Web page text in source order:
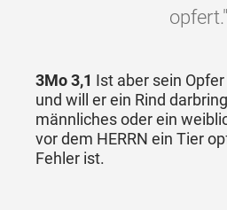
opfert."
3Mo 3,1 Ist aber sein
und will er ein Rind
männliches oder ein
vor dem HERRN ein Tier
Fehler ist.